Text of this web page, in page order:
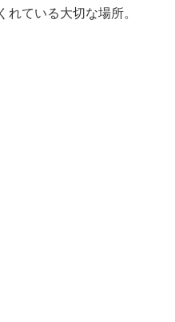
ている大切な場所。